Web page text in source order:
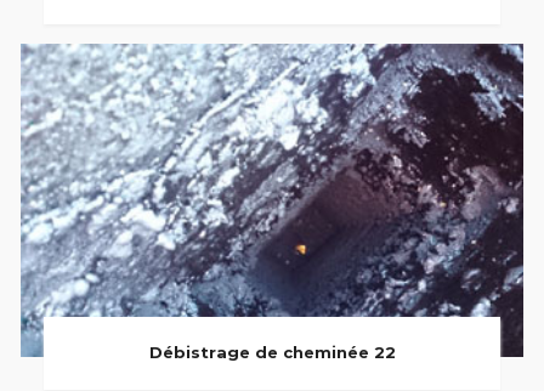
Débistrage de cheminée 22